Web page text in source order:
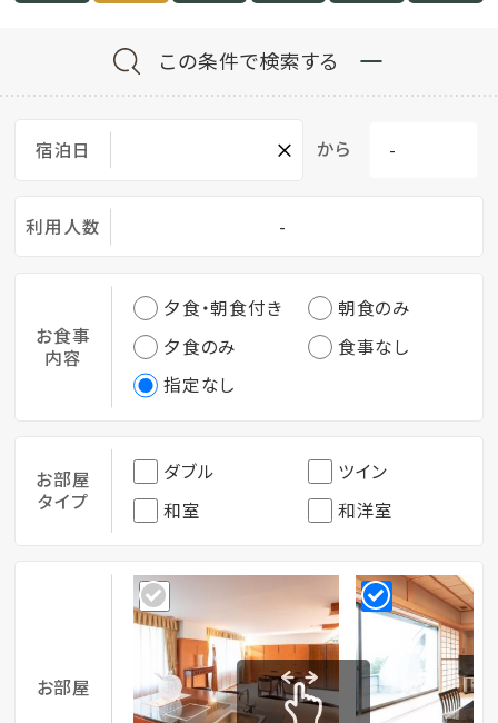
この条件で検索する
宿泊日 × から
利用人数 -
お食事
内容
夕食・朝食付き
朝食のみ
夕食のみ
食事なし
指定なし
お部屋
タイプ
ダブル
ツイン
和室
和洋室
お部屋